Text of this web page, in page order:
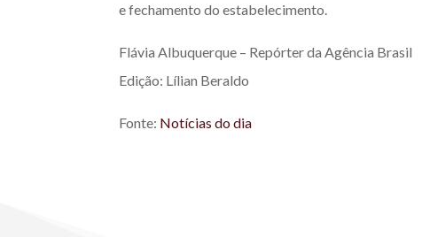
e fechamento do estabelecimento.
Flávia Albuquerque – Repórter da Agência Brasil
Edição: Lílian Beraldo
Fonte: Notícias do dia